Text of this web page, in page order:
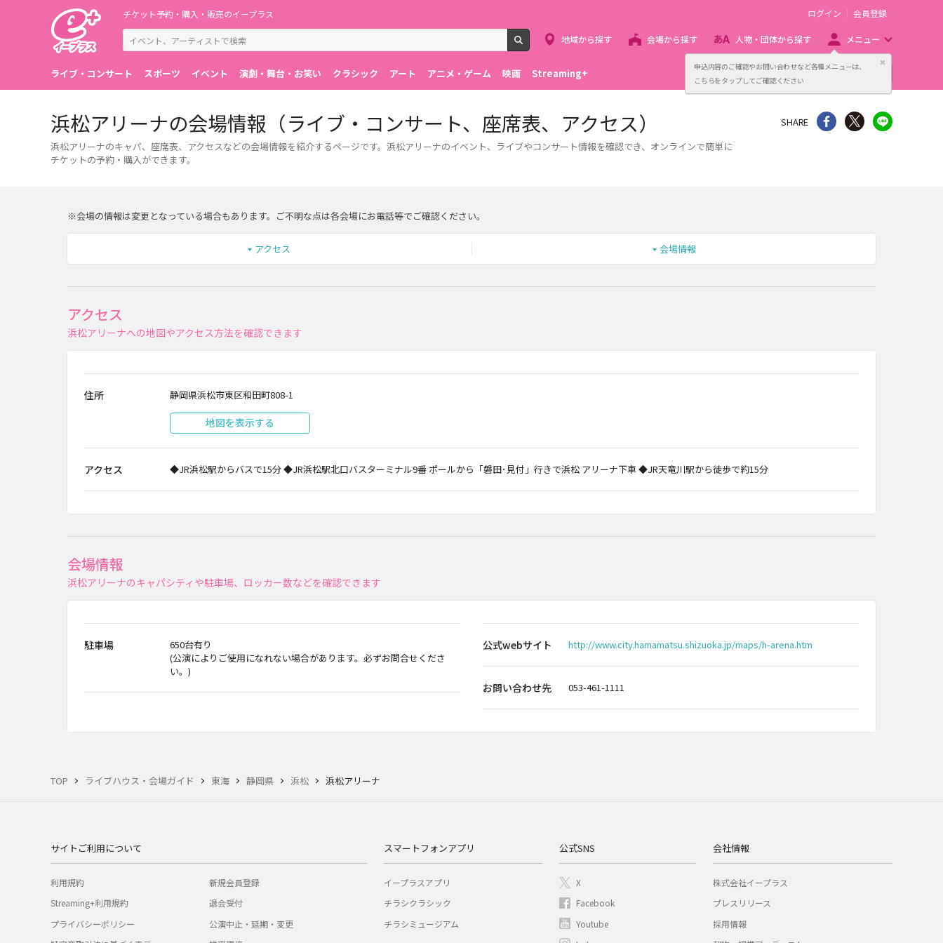
申込内容のご確認やお問い合わせなど各種メニューは、
こちらをタップしてご確認ください
閉じる
チケット予約・購入・販売のイープラス
検索
ログイン 会員登録
地域から探す 会場から探す 人物・団体から探す メニュー
ライブ・コンサート スポーツ イベント 演劇・舞台・お笑い クラシック アート アニメ・ゲーム 映画 Streaming+ 主催者向け販売サービス
TOP ライブハウス・会場ガイド 東海 静岡県 浜松 浜松アリーナ
浜松アリーナの会場情報（ライブ・コンサート、座席表、アクセス）
浜松アリーナのキャパ、座席表、アクセスなどの会場情報を紹介するページです。浜松アリーナのイベント、ライブやコンサート情報を確認でき、オンラインで簡単に
チケットの予約・購入ができます。
SHARE シェア Twitter
※会場の情報は変更となっている場合もあります。ご不明な点は各会場にお電話等でご確認ください。
アクセス 会場情報
アクセス
浜松アリーナへの地図やアクセス方法を確認できます
住所 静岡県浜松市東区和田町808-1
地図を表示する
アクセス ◆JR浜松駅からバスで15分 ◆JR浜松駅北口バスターミナル9番 ポールから「磐田･見付」行きで浜松 アリーナ下車 ◆JR天竜川駅から徒歩で約15分
会場情報
浜松アリーナのキャパシティや駐車場、ロッカー数などを確認できます
駐車場
650台有り
(公演によりご使用になれない場合があります。必ずお問合せくださ
い。)
公式webサイト http://www.city.hamamatsu.shizuoka.jp/maps/h-arena.htm
お問い合わせ先 053-461-1111
サイトご利用について
利用規約
Streaming+利用規約
プライバシーポリシー
新規会員登録
退会受付
公演中止・延期・変更
スマートフォンアプリ
イープラスアプリ
チラシクラシック
チラシミュージアム
公式SNS
X
Facebook
Youtube
会社情報
株式会社イープラス
プレスリリース
採用情報